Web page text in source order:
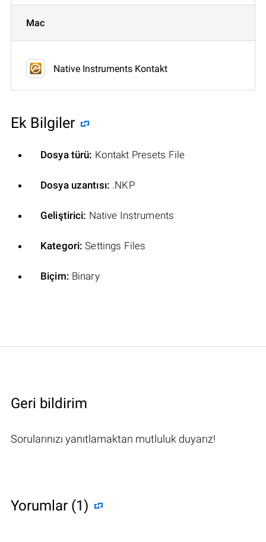
Mac
Native Instruments Kontakt
Ek Bilgiler
Dosya türü: Kontakt Presets File
Dosya uzantısı: .NKP
Geliştirici: Native Instruments
Kategori: Settings Files
Biçim: Binary
Geri bildirim
Sorularınızı yanıtlamaktan mutluluk duyarız!
Yorumlar (1)